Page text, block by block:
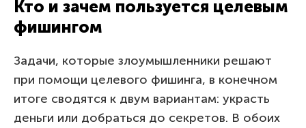
Кто и зачем пользуется целевым
фишингом
Задачи, которые злоумышленники решают
при помощи целевого фишинга, в конечном
итоге сводятся к двум вариантам: украсть
деньги или добраться до секретов. В обоих